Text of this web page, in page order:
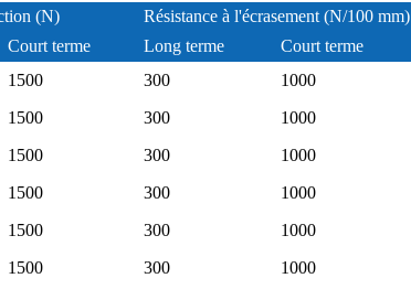
(N) Résistance à l'écrasement (N/100 mm)
Court terme Long terme Court terme
1500 300 1000
1500 300 1000
1500 300 1000
1500 300 1000
1500 300 1000
1500 300 1000